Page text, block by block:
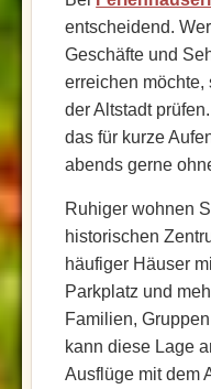
entscheidend.
Geschäfte und
erreichen
der Altstadt
das für kurze
abends gerne
Ruhiger wohnen
historischen
häufiger Häuser
Parkplatz und
Familien,
kann diese Lage
Ausflüge mit dem